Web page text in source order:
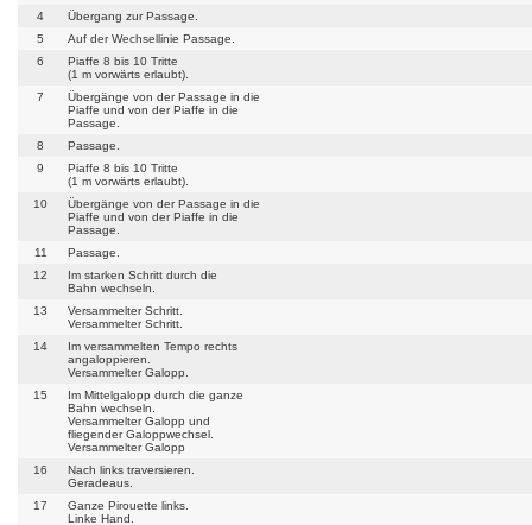
4
Übergang zur Passage.
5
Auf der Wechsellinie Passage.
6
Piaffe 8 bis 10 Tritte
(1 m vorwärts erlaubt).
7
Übergänge von der Passage in die
Piaffe und von der Piaffe in die
Passage.
8
Passage.
9
Piaffe 8 bis 10 Tritte
(1 m vorwärts erlaubt).
10
Übergänge von der Passage in die
Piaffe und von der Piaffe in die
Passage.
11
Passage.
12
Im starken Schritt durch die
Bahn wechseln.
13
Versammelter Schritt.
Versammelter Schritt.
14
Im versammelten Tempo rechts
angaloppieren.
Versammelter Galopp.
15
Im Mittelgalopp durch die ganze
Bahn wechseln.
Versammelter Galopp und
fliegender Galoppwechsel.
Versammelter Galopp
16
Nach links traversieren.
Geradeaus.
17
Ganze Pirouette links.
Linke Hand.